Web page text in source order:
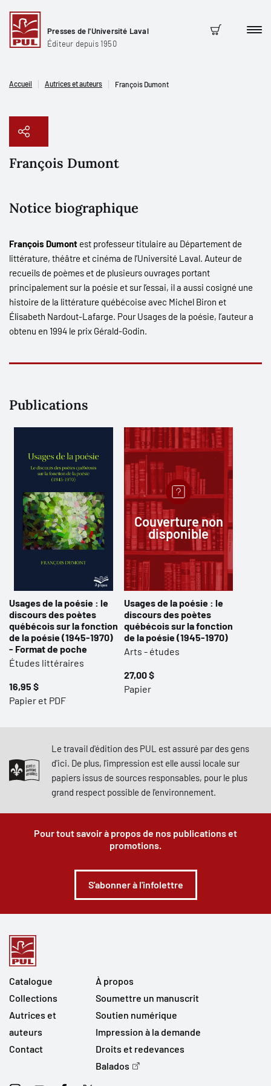
Presses de l'Université Laval
Éditeur depuis 1950
Panier
Accueil Autrices et auteurs François Dumont
François Dumont
Notice biographique
François Dumont est professeur titulaire au Département de
littérature, théâtre et cinéma de l’Université Laval. Auteur de
recueils de poèmes et de plusieurs ouvrages portant
principalement sur la poésie et sur l’essai, il a aussi cosigné une
histoire de la littérature québécoise avec Michel Biron et
Élisabeth Nardout-Lafarge. PourUsages de la poésie, l’auteur a
obtenu en 1994 le prix Gérald-Godin.
Publications
Usages de la poésie : le
discours des poètes
québécois sur la fonction
de la poésie (1945-1970)
- Format de poche
Études littéraires
16,95 $
Papier et PDF
Couverture non
disponible
Usages de la poésie : le
discours des poètes
québécois sur la fonction
de la poésie (1945-1970)
Arts - études
27,00 $
Papier
Le travail d'édition des PUL est assuré par des gens
d'ici. De plus, l'impression est elle aussi locale sur
papiers issus de sources responsables, pour le plus
grand respect possible de l'environnement.
Pour tout savoir à propos de nos publications et
promotions.
S'abonner à l'infolettre
Catalogue
Collections
Autrices et
auteurs
Contact
À propos
Soumettre un manuscrit
Soutien numérique
Impression à la demande
Droits et redevances
Balados